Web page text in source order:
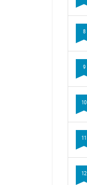
8
9
10
11
12